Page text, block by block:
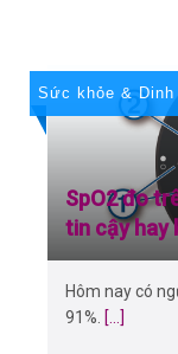
Sức khỏe &
SpO2 đo
tin cậy hay
Hôm nay có
91%. [...]